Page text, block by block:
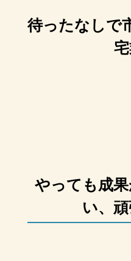
待ったなしで
やっても成
い、